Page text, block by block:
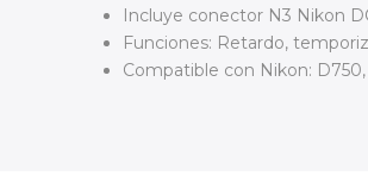
Incluye conector N3 Nikon
Funciones: Retardo,
Compatible con Nikon: